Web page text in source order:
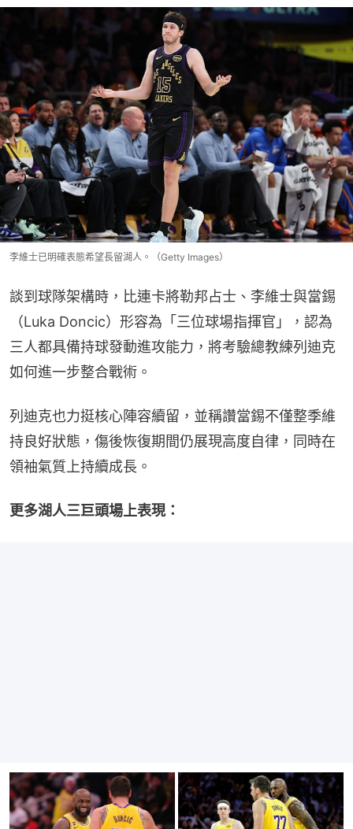
李維士已明確表態希望長留湖人。（Getty Images）
談到球隊架構時，比連卡將勒邦占士、李維士與當錫
（Luka Doncic）形容為「三位球場指揮官」，認為
三人都具備持球發動進攻能力，將考驗總教練列迪克
如何進一步整合戰術。
列迪克也力挺核心陣容續留，並稱讚當錫不僅整季維
持良好狀態，傷後恢復期間仍展現高度自律，同時在
領袖氣質上持續成長。
更多湖人三巨頭場上表現：